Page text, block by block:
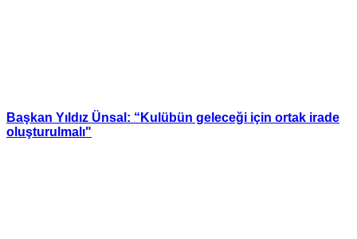
Başkan Yıldız Ünsal: “Kulübün geleceği için ortak irade
oluşturulmalı"